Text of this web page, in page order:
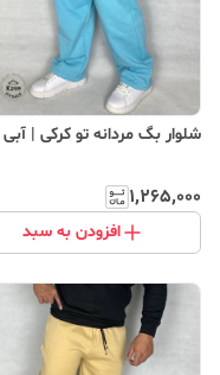
شلوار بگ مردانه تو کرکی | آبی
۱٬۲۶۵٬۰۰۰
افزودن به سبد